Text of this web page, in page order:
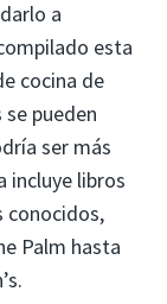
a
esta
cocina de
pueden
ser más
incluye libros
conocidos,
Palm hasta